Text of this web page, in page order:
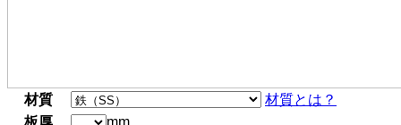
材質
材質とは？
板厚
mm